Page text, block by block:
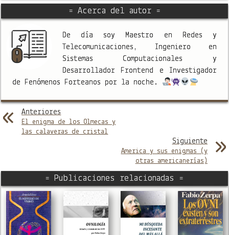
= Acerca del autor =
De día soy Maestro en Redes y
Telecomunicaciones, Ingeniero en
Sistemas Computacionales y
Desarrollador Frontend e Investigador
de Fenómenos Forteanos por la noche.
Anteriores
El enigma de los Olmecas y
las calaveras de cristal
Siguiente
America y sus enigmas (y
otras americanerías)
= Publicaciones relacionadas =